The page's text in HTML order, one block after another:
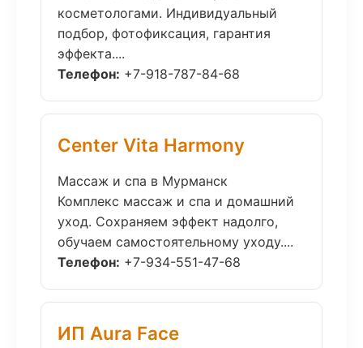
косметологами. Индивидуальный
подбор, фотофиксация, гарантия
эффекта....
Телефон: +7-918-787-84-68
Center Vita Harmony
Массаж и спа в Мурманск
Комплекс массаж и спа и домашний
уход. Сохраняем эффект надолго,
обучаем самостоятельному уходу....
Телефон: +7-934-551-47-68
ИП Aura Face